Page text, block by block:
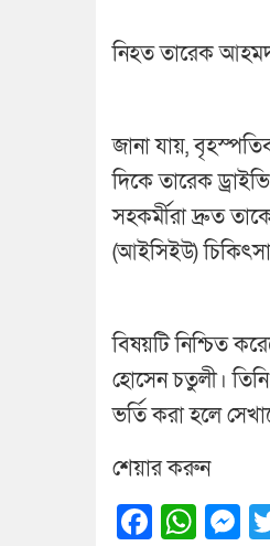
নিহত তারেক
জানা যায়,
দিকে তারেক
সহকর্মীরা দ্রুত
(আইসিইউ)
বিষয়টি নিশ্চিত
হোসেন চতুলী।
ভর্তি করা হলে
শেয়ার করুন